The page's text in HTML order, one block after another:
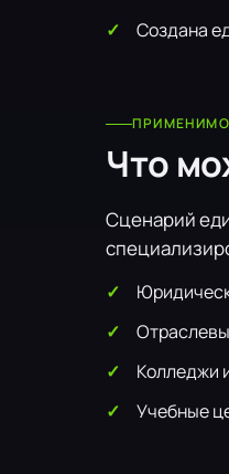
Создана
Что
Сценарий
Колледжи
Учебные